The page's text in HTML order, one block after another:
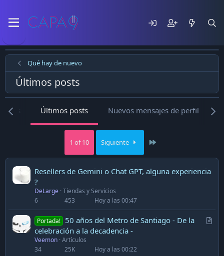
Qué hay de nuevo
Últimos posts
Últimos posts Nuevos mensajes de perfil
1 of 10 Siguiente
Resellers de Gemini o Chat GPT, alguna experiencia
?
DeLarge Tiendas y Servicios
6
453 Hoy a las 00:47
A
Portada! 50 años del Metro de Santiago - De la
celebración a la decadencia -
Veemon Artículos
34
25K Hoy a las 00:22